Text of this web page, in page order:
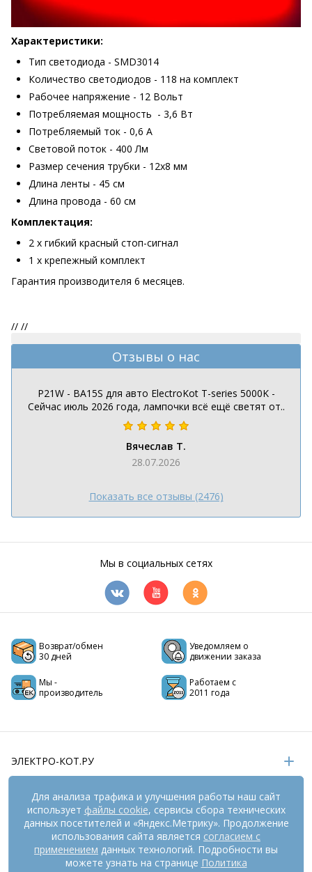
Характеристики:
Тип светодиода - SMD3014
Количество светодиодов - 118 на комплект
Рабочее напряжение - 12 Вольт
Потребляемая мощность - 3,6 Вт
Потребляемый ток - 0,6 А
Световой поток - 400 Лм
Размер сечения трубки - 12х8 мм
Длина ленты - 45 см
Длина провода - 60 см
Комплектация:
2 х гибкий красный стоп-сигнал
1 х крепежный комплект
Гарантия производителя 6 месяцев.
// //
Отзывы о нас
P21W - BA15S для авто ElectroKot T-series 5000K -
Сейчас июль 2026 года, лампочки всё ещё светят от..
Вячеслав Т.
28.07.2026
Показать все отзывы (2476)
Мы в социальных сетях
Возврат/обмен
30 дней
Уведомляем о
движении заказа
Мы -
производитель
Работаем с
2011 года
ЭЛЕКТРО-КОТ.РУ
ИНФОРМАЦИЯ
РЕКВИЗИТЫ
На информационном ресурсе применяются
Для анализа трафика и улучшения работы наш сайт
использует файлы cookie, сервисы сбора технических
данных посетителей и «Яндекс.Метрику». Продолжение
использования сайта является согласием с
применением данных технологий. Подробности вы
можете узнать на странице Политика